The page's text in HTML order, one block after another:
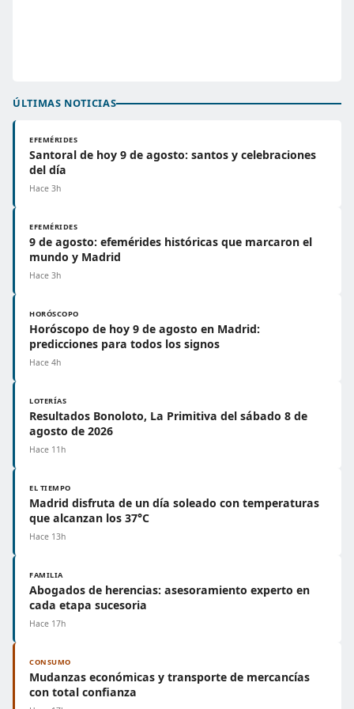
ÚLTIMAS NOTICIAS
EFEMÉRIDES
Santoral de hoy 9 de agosto: santos y celebraciones
del día
Hace 3h
EFEMÉRIDES
9 de agosto: efemérides históricas que marcaron el
mundo y Madrid
Hace 3h
HORÓSCOPO
Horóscopo de hoy 9 de agosto en Madrid:
predicciones para todos los signos
Hace 4h
LOTERÍAS
Resultados Bonoloto, La Primitiva del sábado 8 de
agosto de 2026
Hace 11h
EL TIEMPO
Madrid disfruta de un día soleado con temperaturas
que alcanzan los 37°C
Hace 13h
FAMILIA
Abogados de herencias: asesoramiento experto en
cada etapa sucesoria
Hace 17h
CONSUMO
Mudanzas económicas y transporte de mercancías
con total confianza